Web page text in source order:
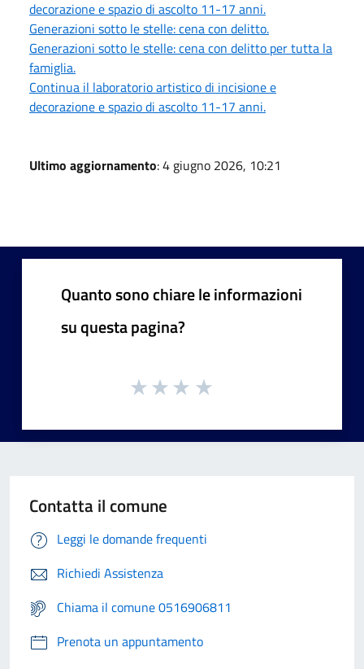
decorazione e spazio di ascolto 11-17 anni.
Generazioni sotto le stelle: cena con delitto.
Generazioni sotto le stelle: cena con delitto per tutta la
famiglia.
Continua il laboratorio artistico di incisione e
decorazione e spazio di ascolto 11-17 anni.
Ultimo aggiornamento: 4 giugno 2026, 10:21
Quanto sono chiare le informazioni
su questa pagina?
Contatta il comune
Leggi le domande frequenti
Richiedi Assistenza
Chiama il comune 0516906811
Prenota un appuntamento